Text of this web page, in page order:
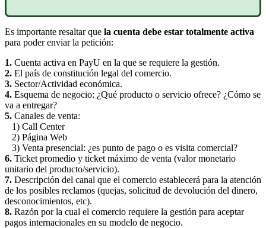
Es importante resaltar que la cuenta debe estar totalmente activa
para poder enviar la petición:
1. Cuenta activa en PayU en la que se requiere la gestión.
2. El país de constitución legal del comercio.
3. Sector/Actividad económica.
4. Esquema de negocio: ¿Qué producto o servicio ofrece? ¿Cómo se
va a entregar?
5. Canales de venta:
1) Call Center
2) Página Web
3) Venta presencial: ¿es punto de pago o es visita comercial?
6. Ticket promedio y ticket máximo de venta (valor monetario
unitario del producto/servicio).
7. Descripción del canal que el comercio establecerá para la atención
de los posibles reclamos (quejas, solicitud de devolución del dinero,
desconocimientos, etc).
8. Razón por la cual el comercio requiere la gestión para aceptar
pagos internacionales en su modelo de negocio.